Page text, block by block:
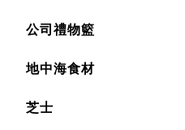
公司禮物籃
地中海食材
芝士